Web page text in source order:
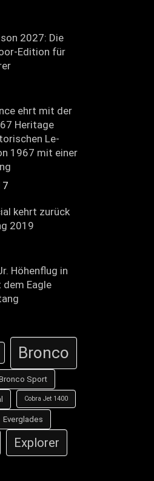
2027: Die
Edition für
ehrt mit der
Heritage
Le-
1967 mit einer
kehrt zurück
2019
Höhenflug in
Eagle
Bronco
Sport
Cobra Jet 1400
Everglades
Explorer